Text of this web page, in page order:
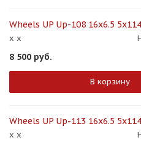
Wheels UP Up-108 16x6.5
x x
8 500 руб.
В корзину
Wheels UP Up-113 16x6.5
x x